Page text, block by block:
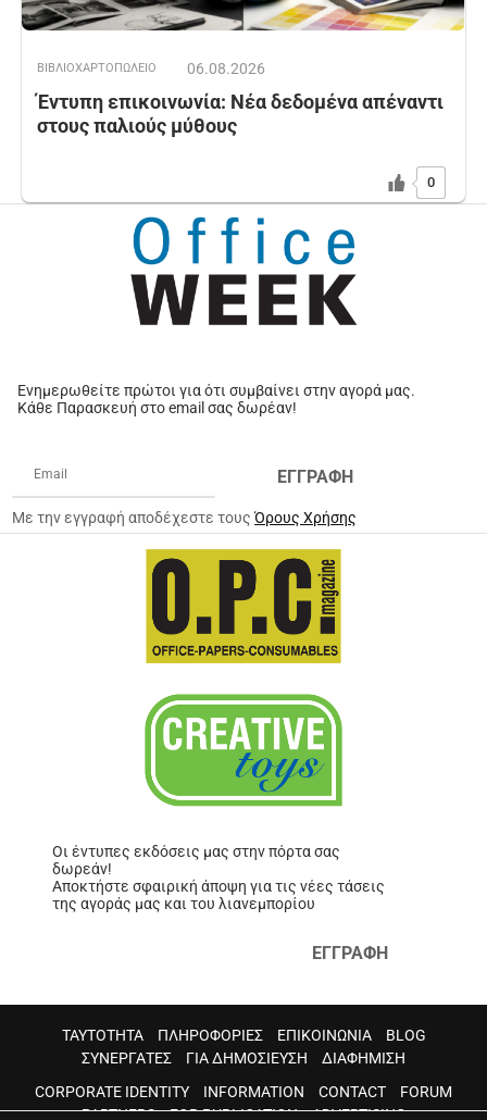
ΒΙΒΛΙΟΧΑΡΤΟΠΩΛΕΙΟ 06.08.2026
Έντυπη επικοινωνία: Νέα δεδομένα απέναντι
στους παλιούς μύθους
0
Ενημερωθείτε πρώτοι για ότι συμβαίνει στην αγορά μας.
Κάθε Παρασκευή στο email σας δωρέαν!
ΕΓΓΡΑΦΗ
Με την εγγραφή αποδέχεστε τουςΌρους Χρήσης
Οι έντυπες εκδόσεις μας στην πόρτα σας
δωρεάν!
Αποκτήστε σφαιρική άποψη για τις νέες τάσεις
της αγοράς μας και του λιανεμπορίου
ΕΓΓΡΑΦΗ
ΤΑΥΤΟΤΗΤΑ ΠΛΗΡΟΦΟΡΙΕΣ ΕΠΙΚΟΙΝΩΝΙΑ
BLOG
ΣΥΝΕΡΓΑΤΕΣ
ΓΙΑ ΔΗΜΟΣΙΕΥΣΗ
ΔΙΑΦΗΜΙΣΗ
CORPORATE IDENTITY
INFORMATION CONTACT
FORUM
PARTNERS
FOR PUBLICATION ADVERTISING